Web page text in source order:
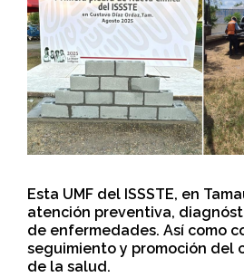
Esta UMF del ISSSTE, en
atención preventiva,
de enfermedades. Así como
seguimiento y promoción del
de la salud.